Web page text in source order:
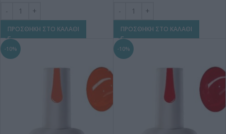
ΠΡΟΣΘΗΚΗ ΣΤΟ ΚΑΛΑΘΙ ΠΡΟΣΘΗΚΗ ΣΤΟ ΚΑΛΑΘΙ
-10% -10%